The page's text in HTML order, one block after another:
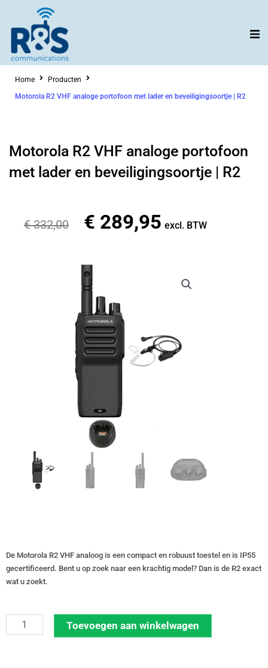
inhoud
Home
Producten
Motorola R2 VHF analoge portofoon met lader en beveiligingsoortje | R2
Motorola R2 VHF analoge portofoon
met lader en beveiligingsoortje | R2
€332,00
Oorspronkelijke
€ 332,00.
€ 289,95 Huidige
excl. BTW
De Motorola R2 VHF analoog is een compact en robuust toestel en is IP55
gecertificeerd. Bent u op zoek naar een krachtig model? Dan is de R2 exact
wat u zoekt.
Motorola
R2
Toevoegen aan winkelwagen